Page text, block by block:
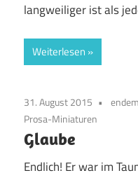
langweiliger ist als
Weiterlesen
31. August 2015
Prosa-Miniaturen
Glaube
Endlich! Er war im